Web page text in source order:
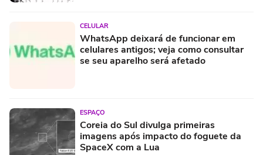
CELULAR
WhatsApp deixará de funcionar em
celulares antigos; veja como consultar
se seu aparelho será afetado
ESPAÇO
Coreia do Sul divulga primeiras
imagens após impacto do foguete da
SpaceX com a Lua